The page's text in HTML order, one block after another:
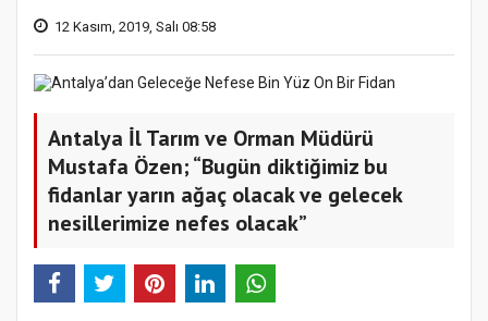
12 Kasım, 2019, Salı 08:58
Antalya İl Tarım ve Orman Müdürü
Mustafa Özen; “Bugün diktiğimiz bu
fidanlar yarın ağaç olacak ve gelecek
nesillerimize nefes olacak”